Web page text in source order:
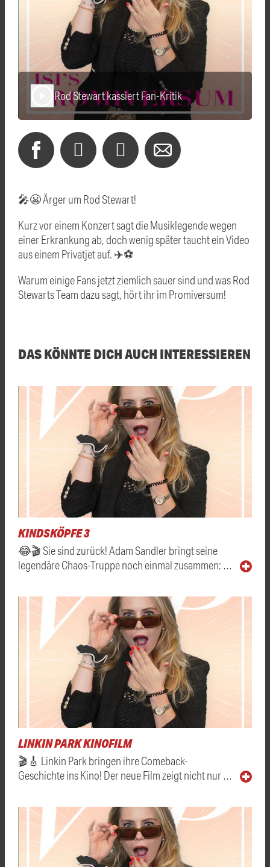
Rod Stewart kassiert Fan-Kritik
🎤😬 Ärger um Rod Stewart!
Kurz vor einem Konzert sagt die Musiklegende wegen
einer Erkrankung ab, doch wenig später taucht ein Video
aus einem Privatjet auf. ✈️⚽
Warum einige Fans jetzt ziemlich sauer sind und was Rod
Stewarts Team dazu sagt, hört ihr im Promiversum!
DAS KÖNNTE DICH AUCH INTERESSIEREN
KINDSKÖPFE 3
😂🎬 Sie sind zurück! Adam Sandler bringt seine
legendäre Chaos-Truppe noch einmal zusammen: …
LINKIN PARK KINOFILM
🎬🎸 Linkin Park bringen ihre Comeback-
Geschichte ins Kino! Der neue Film zeigt nicht nur …